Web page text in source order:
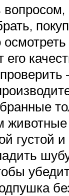
его
густой